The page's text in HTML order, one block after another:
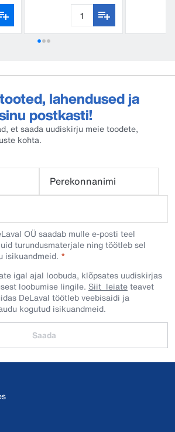
lahendused ja
postkasti!
et saada uudiskirju meie toodete,
kohta.
Perekonnanimi
OÜ saadab mulle e-posti teel
turundusmaterjale ning töötleb sel
isikuandmeid.​
igal ajal loobuda, klõpsates uudiskirjas
loobumise lingile. Siit leiateteavet
DeLaval töötleb veebisaidi ja
kogutud isikuandmeid.
Saada